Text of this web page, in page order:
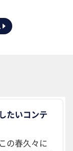
たいコンテ
の春久々に